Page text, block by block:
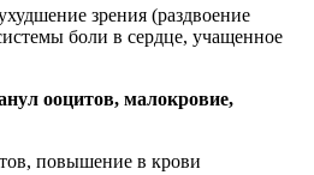
зрения (раздвоение
боли в сердце, учащенное
ооцитов, малокровие,
повышение в крови